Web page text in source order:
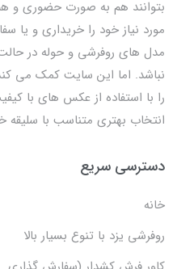
بتوانند هم به صورت حضوری و
مورد نیاز خود را خریداری و یا
مدل های روفرشی و حوله در
نباشد. اما این سایت کمک می
را با استفاده از عکس های با
انتخاب بهتری متناسب با سلیقه
دسترسی سریع
خانه
روفرشی یزد با تنوع بسیار بالا